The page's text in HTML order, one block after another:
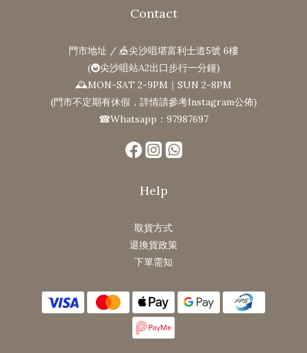
Contact
門市地址 / 🎪尖沙咀堪富利士道5號 6樓
(🚇尖沙咀站A2出口步行一分鐘)
🕰MON-SAT 2-9PM｜SUN 2-8PM
(門市不定期有休假，詳情請參考Instagram公佈)
☎Whatsapp：97987697
Help
取貨方式
退換貨政策
下單需知